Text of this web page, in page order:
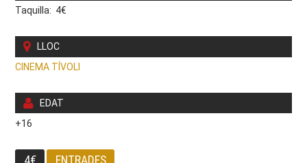
Taquilla: 4€
LLOC
CINEMA TÍVOLI
EDAT
+16
4€ ENTRADES